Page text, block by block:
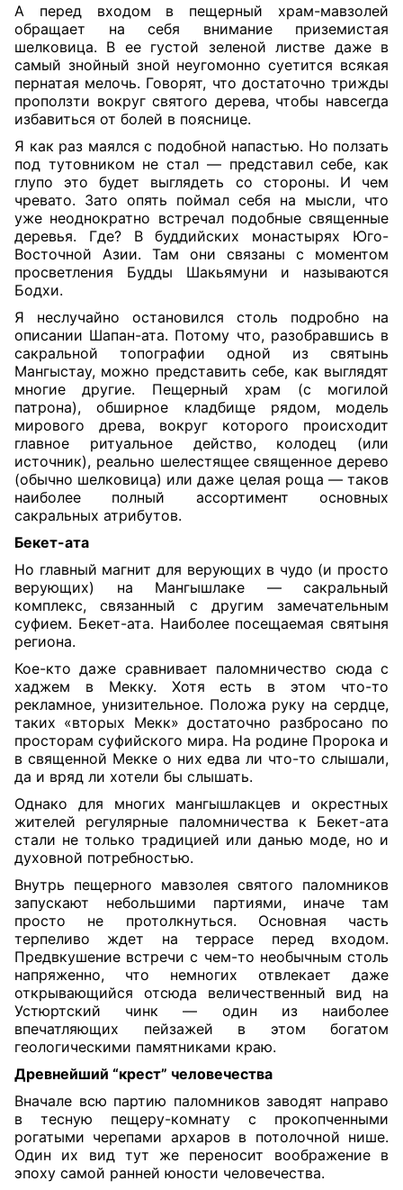
А перед входом в пещерный храм-мавзолей
обращает на себя внимание приземистая
шелковица. В ее густой зеленой листве даже в
самый знойный зной неугомонно суетится всякая
пернатая мелочь. Говорят, что достаточно трижды
проползти вокруг святого дерева, чтобы навсегда
избавиться от болей в пояснице.
Я как раз маялся с подобной напастью. Но ползать
под тутовником не стал — представил себе, как
глупо это будет выглядеть со стороны. И чем
чревато. Зато опять поймал себя на мысли, что
уже неоднократно встречал подобные священные
деревья. Где? В буддийских монастырях Юго-
Восточной Азии. Там они связаны с моментом
просветления Будды Шакьямуни и называются
Бодхи.
Я неслучайно остановился столь подробно на
описании Шапан-ата. Потому что, разобравшись в
сакральной топографии одной из святынь
Мангыстау, можно представить себе, как выглядят
многие другие. Пещерный храм (с могилой
патрона), обширное кладбище рядом, модель
мирового древа, вокруг которого происходит
главное ритуальное действо, колодец (или
источник), реально шелестящее священное дерево
(обычно шелковица) или даже целая роща — таков
наиболее полный ассортимент основных
сакральных атрибутов.
Бекет-ата
Но главный магнит для верующих в чудо (и просто
верующих) на Мангышлаке — сакральный
комплекс, связанный с другим замечательным
суфием. Бекет-ата. Наиболее посещаемая святыня
региона.
Кое-кто даже сравнивает паломничество сюда с
хаджем в Мекку. Хотя есть в этом что-то
рекламное, унизительное. Положа руку на сердце,
таких «вторых Мекк» достаточно разбросано по
просторам суфийского мира. На родине Пророка и
в священной Мекке о них едва ли что-то слышали,
да и вряд ли хотели бы слышать.
Однако для многих мангышлакцев и окрестных
жителей регулярные паломничества к Бекет-ата
стали не только традицией или данью моде, но и
духовной потребностью.
Внутрь пещерного мавзолея святого паломников
запускают небольшими партиями, иначе там
просто не протолкнуться. Основная часть
терпеливо ждет на террасе перед входом.
Предвкушение встречи с чем-то необычным столь
напряженно, что немногих отвлекает даже
открывающийся отсюда величественный вид на
Устюртский чинк — один из наиболее
впечатляющих пейзажей в этом богатом
геологическими памятниками краю.
Древнейший “крест” человечества
Вначале всю партию паломников заводят направо
в тесную пещеру-комнату с прокопченными
рогатыми черепами архаров в потолочной нише.
Один их вид тут же переносит воображение в
эпоху самой ранней юности человечества.